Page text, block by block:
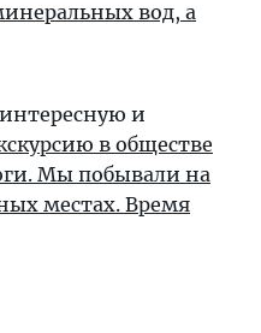
вод, а
и
в обществе
Мы побывали на
местах. Время